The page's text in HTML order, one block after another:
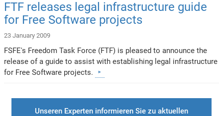
FTF releases legal infrastructure guide
for Free Software projects
23 January 2009
FSFE's Freedom Task Force (FTF) is pleased to announce the
release of a guide to assist with establishing legal infrastructure
for Free Software projects.
Unseren Experten informieren Sie zu aktuellen